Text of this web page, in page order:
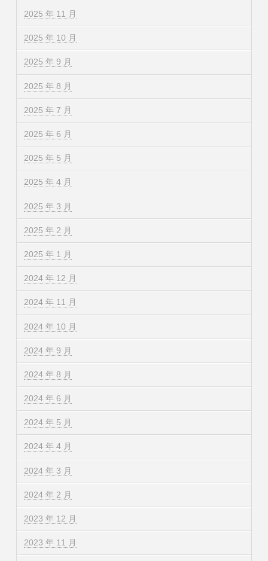
2025 年 11 月
2025 年 10 月
2025 年 9 月
2025 年 8 月
2025 年 7 月
2025 年 6 月
2025 年 5 月
2025 年 4 月
2025 年 3 月
2025 年 2 月
2025 年 1 月
2024 年 12 月
2024 年 11 月
2024 年 10 月
2024 年 9 月
2024 年 8 月
2024 年 6 月
2024 年 5 月
2024 年 4 月
2024 年 3 月
2024 年 2 月
2023 年 12 月
2023 年 11 月